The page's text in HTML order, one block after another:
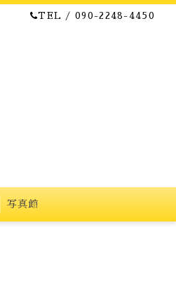
TEL / 090-2248-4450
写真館